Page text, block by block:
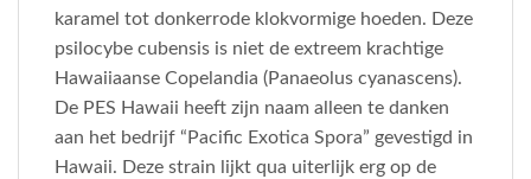
karamel tot donkerrode klokvormige hoeden. Deze
psilocybe cubensis is niet de extreem krachtige
Hawaiiaanse Copelandia (Panaeolus cyanascens).
De PES Hawaii heeft zijn naam alleen te danken
aan het bedrijf “Pacific Exotica Spora” gevestigd in
Hawaii. Deze strain lijkt qua uiterlijk erg op de